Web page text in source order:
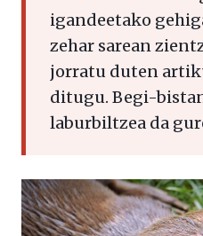
igandeetako
zehar sarean
jorratu duten
ditugu. Begi-
laburbiltzea da